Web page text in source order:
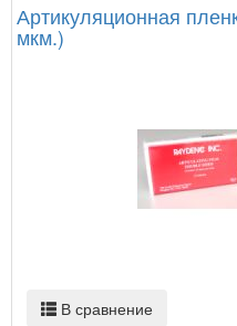
Артикуляционная
мкм.)
В сравнение